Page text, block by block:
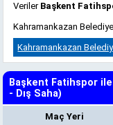
Veriler Başkent
Kahramankazan
Kahramankazan
Başkent Fatihspor
- Dış Saha)
Maç Yeri